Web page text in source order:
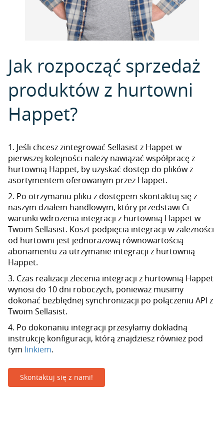
Jak rozpocząć sprzedaż
produktów z hurtowni
Happet?
1. Jeśli chcesz zintegrować Sellasist z Happet w
pierwszej kolejności należy nawiązać współpracę z
hurtownią Happet, by uzyskać dostęp do plików z
asortymentem oferowanym przez Happet.
2. Po otrzymaniu pliku z dostępem skontaktuj się z
naszym działem handlowym, który przedstawi Ci
warunki wdrożenia integracji z hurtownią Happet w
Twoim Sellasist. Koszt podpięcia integracji w zależności
od hurtowni jest jednorazową równowartością
abonamentu za utrzymanie integracji z hurtownią
Happet.
3. Czas realizacji zlecenia integracji z hurtownią Happet
wynosi do 10 dni roboczych, ponieważ musimy
dokonać bezbłędnej synchronizacji po połączeniu API z
Twoim Sellasist.
4. Po dokonaniu integracji przesyłamy dokładną
instrukcję konfiguracji, którą znajdziesz również pod
tym linkiem.
Skontaktuj się z nami!